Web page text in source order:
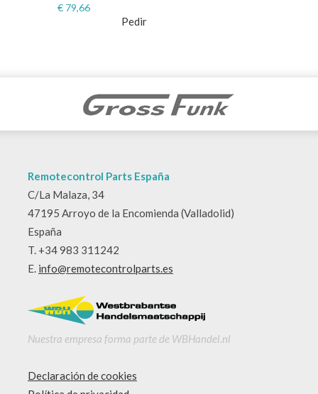
€ 79,66
Pedir
Remotecontrol Parts España
C/La Malaza, 34
47195 Arroyo de la Encomienda (Valladolid)
España
T. +34 983 311242
E. info@remotecontrolparts.es
Nuestra empresa forma parte de WBHandel.nl
Declaración de cookies